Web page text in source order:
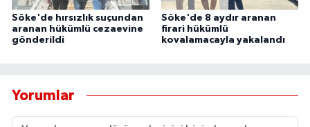
Söke'de hırsızlık suçundan
aranan hükümlü cezaevine
gönderildi
Söke'de 8 aydır aranan
firari hükümlü
kovalamacayla yakalandı
Yorumlar